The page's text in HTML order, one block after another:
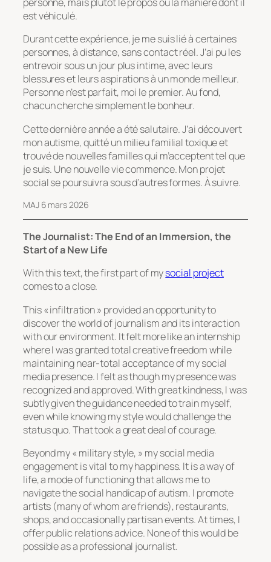
est véhiculé.
Durant cette expérience, je me suis lié à certaines
personnes, à distance, sans contact réel. J’ai pu les
entrevoir sous un jour plus intime, avec leurs
blessures et leurs aspirations à un monde meilleur.
Personne n’est parfait, moi le premier. Au fond,
chacun cherche simplement le bonheur.
Cette dernière année a été salutaire. J’ai découvert
mon autisme, quitté un milieu familial toxique et
trouvé de nouvelles familles qui m’acceptent tel que
je suis. Une nouvelle vie commence. Mon projet
social se poursuivra sous d’autres formes. À suivre.
MAJ 6 mars 2026
The Journalist: The End of an Immersion, the
Start of a New Life
With this text, the first part of mysocial project
comes to a close.
This « infiltration » provided an opportunity to
discover the world of journalism and its interaction
with our environment. It felt more like an internship
where I was granted total creative freedom while
maintaining near-total acceptance of my social
media presence. I felt as though my presence was
recognized and approved. With great kindness, I was
subtly given the guidance needed to train myself,
even while knowing my style would challenge the
status quo. That took a great deal of courage.
Beyond my « military style, » my social media
engagement is vital to my happiness. It is a way of
life, a mode of functioning that allows me to
navigate the social handicap of autism. I promote
artists (many of whom are friends), restaurants,
shops, and occasionally partisan events. At times, I
offer public relations advice. None of this would be
possible as a professional journalist.